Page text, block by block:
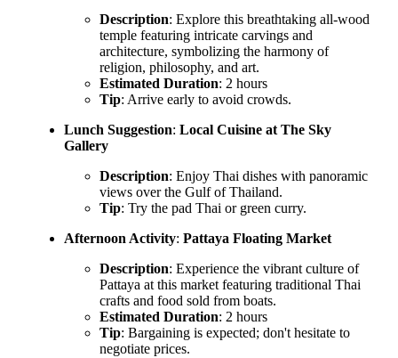
Description: Explore this breathtaking all-wood
temple featuring intricate carvings and
architecture, symbolizing the harmony of
religion, philosophy, and art.
Estimated Duration: 2 hours
Tip: Arrive early to avoid crowds.
Lunch Suggestion: Local Cuisine at The Sky
Gallery
Description: Enjoy Thai dishes with panoramic
views over the Gulf of Thailand.
Tip: Try the pad Thai or green curry.
Afternoon Activity: Pattaya Floating Market
Description: Experience the vibrant culture of
Pattaya at this market featuring traditional Thai
crafts and food sold from boats.
Estimated Duration: 2 hours
Tip: Bargaining is expected; don't hesitate to
negotiate prices.